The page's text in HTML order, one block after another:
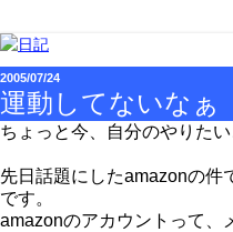
2005/07/24
運動してないなぁ
ちょっと今、自分のやりたい
先日話題にしたamazonの件
です。
amazonのアカウントって、